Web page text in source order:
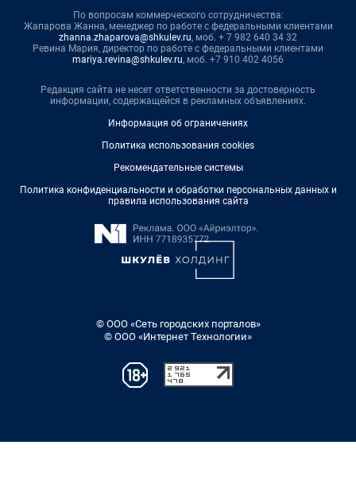
По вопросам коммерческого сотрудничества:
Жапарова Жанна, менеджер по работе с федеральными клиентами
zhanna.zhaparova@shkulev.ru, моб. + 7 982 640 34 32
Ревина Мария, директор по работе с федеральными клиентами
mariya.revina@shkulev.ru, моб. +7 910 402 4056
Редакция сайта не несет ответственности за достоверность
информации, содержащейся в рекламных объявлениях.
Информация об ограничениях
Политика использования cookies
Рекомендательные системы
Политика конфиденциальности и обработки персональных данных и
правила использования сайта
© ООО «Сеть городских порталов»
© ООО «Интернет Технологии»